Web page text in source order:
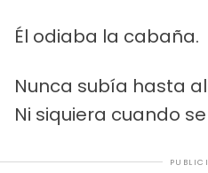
Él odiaba la cabaña.
Nunca subía hasta
Ni siquiera cuando